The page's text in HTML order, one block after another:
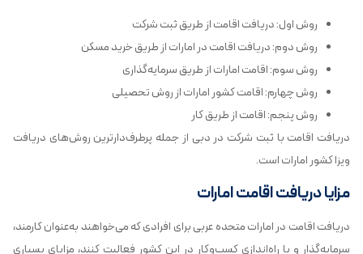
روش اول: دریافت اقامت از طریق ثبت شرکت
روش دوم: دریافت اقامت در امارات از طریق خرید مسکن
روش سوم: اقامت امارات از طریق سرمایه‌گذاری
روش چهارم: اقامت کشور امارات از روش تحصیلی
روش پنجم: اقامت از طریق کار
دریافت اقامت با ثبت شرکت در دبی از جمله پرطرف‌دارترین روش‌های دریافت
ویزا کشور امارات است.
مزایا دریافت اقامت امارات
دریافت اقامت در امارات متحده عربی برای افرادی که می‌خواهند به‌عنوان کارمند،
سرمایه‌گذار و یا راه‌اندازی کسب‌وکار در این کشور فعالیت کنند، مزایای بسیاری